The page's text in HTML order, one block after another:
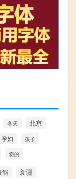
冬天 北京
孕妇 孩子
您的
能 新疆